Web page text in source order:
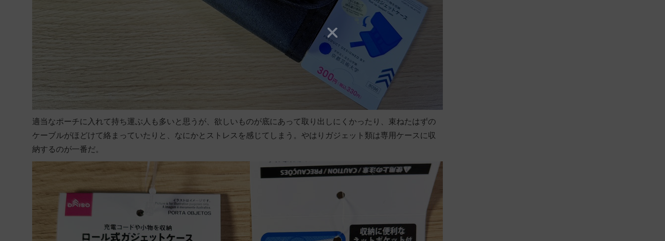
適当なポーチに入れて持ち運ぶ人も多いと思うが、欲しいものが底にあって取り出しにくかったり、束ねたはずの
ケーブルがほどけて絡まっていたりと、なにかとストレスを感じてしまう。やはりガジェット類は専用ケースに収
納するのが一番だ。